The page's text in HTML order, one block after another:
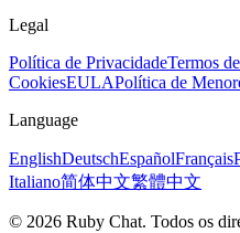
Legal
Política de PrivacidadeTermos
CookiesEULAPolítica de
Language
EnglishDeutschEspañolFrançais
Italiano简体中文繁體中文
© 2026 Ruby Chat. Todos os